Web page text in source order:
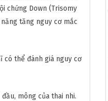
chứng Down (Trisomy
tăng nguy cơ mắc
có thể đánh giá nguy cơ
mông của thai nhi.